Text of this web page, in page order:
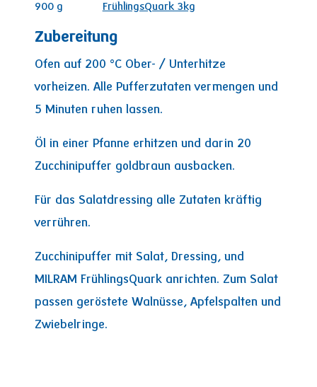
900 g FrühlingsQuark 3kg
Zubereitung
Ofen auf 200 °C Ober- / Unterhitze
vorheizen. Alle Pufferzutaten vermengen und
5 Minuten ruhen lassen.
Öl in einer Pfanne erhitzen und darin 20
Zucchinipuffer goldbraun ausbacken.
Für das Salatdressing alle Zutaten kräftig
verrühren.
Zucchinipuffer mit Salat, Dressing, und
MILRAM FrühlingsQuark anrichten. Zum Salat
passen geröstete Walnüsse, Apfelspalten und
Zwiebelringe.